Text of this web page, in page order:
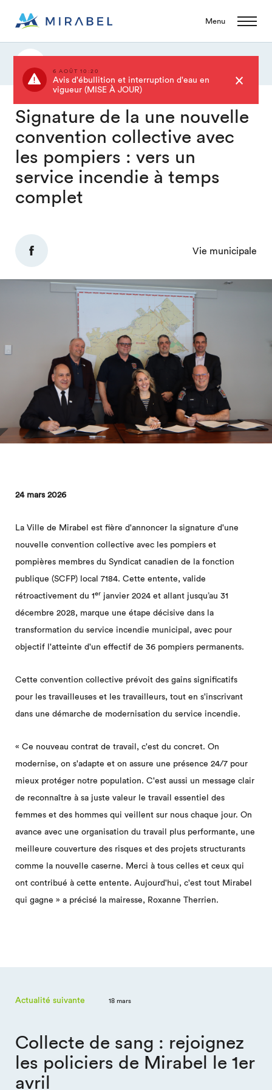
Menu
6 AOÛT 10:20
Avis d'ébullition et interruption d'eau en
vigueur (MISE À JOUR)
Signature de la une nouvelle
convention collective avec
les pompiers : vers un
service incendie à temps
complet
Vie municipale
24 mars 2026
La Ville de Mirabel est fière d'annoncer la signature d'une
nouvelle convention collective avec les pompiers et
pompières membres du Syndicat canadien de la fonction
publique (SCFP) local 7184. Cette entente, valide
rétroactivement du 1er janvier 2024 et allant jusqu’au 31
décembre 2028, marque une étape décisive dans la
transformation du service incendie municipal, avec pour
objectif l'atteinte d'un effectif de 36 pompiers permanents.
Cette convention collective prévoit des gains significatifs
pour les travailleuses et les travailleurs, tout en s'inscrivant
dans une démarche de modernisation du service incendie.
« Ce nouveau contrat de travail, c'est du concret. On
modernise, on s'adapte et on assure une présence 24/7 pour
mieux protéger notre population. C'est aussi un message clair
de reconnaître à sa juste valeur le travail essentiel des
femmes et des hommes qui veillent sur nous chaque jour. On
avance avec une organisation du travail plus performante, une
meilleure couverture des risques et des projets structurants
comme la nouvelle caserne. Merci à tous celles et ceux qui
ont contribué à cette entente. Aujourd'hui, c'est tout Mirabel
qui gagne » a précisé la mairesse, Roxanne Therrien.
Actualité suivante 18 mars
Collecte de sang : rejoignez
les policiers de Mirabel le 1er
avril